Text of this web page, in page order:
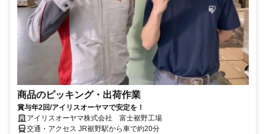
商品のピッキング・出荷作業
賞与年2回/アイリスオーヤマで安定を！
アイリスオーヤマ株式会社 富士裾野工場
交通・アクセス JR裾野駅から車で約20分